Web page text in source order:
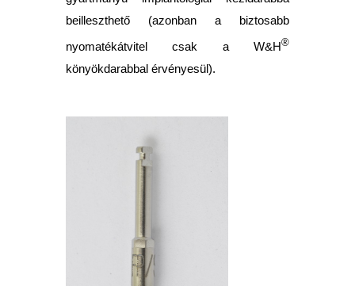
beilleszthető (azonban a biztosabb
nyomatékátvitel csak a W&H®
könyökdarabbal érvényesül).